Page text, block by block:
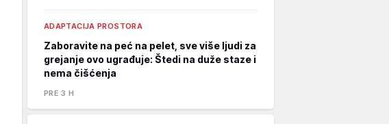
ADAPTACIJA PROSTORA
Zaboravite na peć na pelet, sve više ljudi za
grejanje ovo ugrađuje: Štedi na duže staze i
nema čišćenja
PRE 3 H